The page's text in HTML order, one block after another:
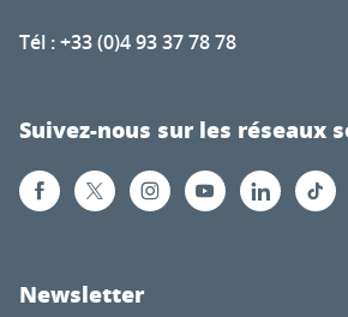
Tél : +33 (0)4 93 37 78 78
Suivez-nous sur les réseaux
Newsletter